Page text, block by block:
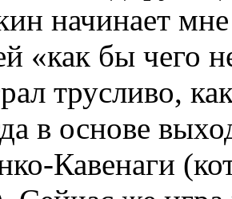
начинает мне
«как бы
трусливо,
в основе
Кавенаги